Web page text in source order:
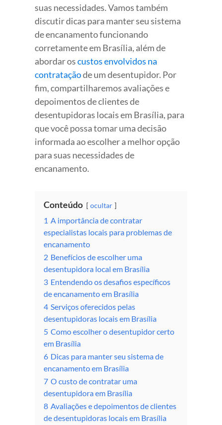
suas necessidades. Vamos também
discutir dicas para manter seu sistema
de encanamento funcionando
corretamente em Brasília, além de
abordar oscustos envolvidos na
contrataçãode um desentupidor. Por
fim, compartilharemos avaliações e
depoimentos de clientes de
desentupidoras locais em Brasília, para
que você possa tomar uma decisão
informada ao escolher a melhor opção
para suas necessidades de
encanamento.
Conteúdo ocultar
1 A importância de contratar
especialistas locais para problemas de
encanamento
2 Benefícios de escolher uma
desentupidora local em Brasília
3 Entendendo os desafios específicos
de encanamento em Brasília
4 Serviços oferecidos pelas
desentupidoras locais em Brasília
5 Como escolher o desentupidor certo
em Brasília
6 Dicas para manter seu sistema de
encanamento em Brasília
7 O custo de contratar uma
desentupidora em Brasília
8 Avaliações e depoimentos de clientes
de desentupidoras locais em Brasília